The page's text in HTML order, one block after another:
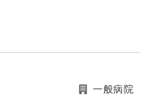
一般病院